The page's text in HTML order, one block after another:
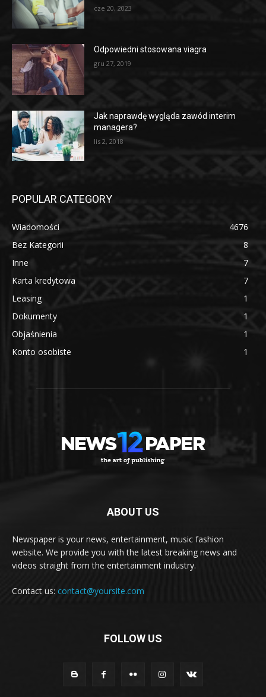
cze 20, 2023
Odpowiedni stosowana viagra
gru 27, 2019
Jak naprawdę wygląda zawód interim
managera?
lis 2, 2018
POPULAR CATEGORY
Wiadomości
4676
Bez Kategorii
8
Inne
7
Karta kredytowa
7
Leasing
1
Dokumenty
1
Objaśnienia
1
Konto osobiste
1
ABOUT US
Newspaper is your news, entertainment, music fashion
website. We provide you with the latest breaking news and
videos straight from the entertainment industry.
Contact us: contact@yoursite.com
FOLLOW US